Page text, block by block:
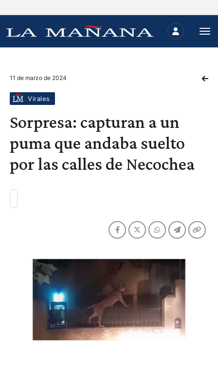
11 de marzo de 2024
Virales
Sorpresa: capturan a un
puma que andaba suelto
por las calles de Necochea